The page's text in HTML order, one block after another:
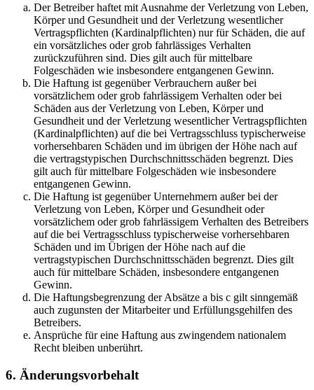
Der Betreiber haftet mit Ausnahme der Verletzung von Leben,
Körper und Gesundheit und der Verletzung wesentlicher
Vertragspflichten (Kardinalpflichten) nur für Schäden, die auf
ein vorsätzliches oder grob fahrlässiges Verhalten
zurückzuführen sind. Dies gilt auch für mittelbare
Folgeschäden wie insbesondere entgangenen Gewinn.
Die Haftung ist gegenüber Verbrauchern außer bei
vorsätzlichem oder grob fahrlässigem Verhalten oder bei
Schäden aus der Verletzung von Leben, Körper und
Gesundheit und der Verletzung wesentlicher Vertragspflichten
(Kardinalpflichten) auf die bei Vertragsschluss typischerweise
vorhersehbaren Schäden und im übrigen der Höhe nach auf
die vertragstypischen Durchschnittsschäden begrenzt. Dies
gilt auch für mittelbare Folgeschäden wie insbesondere
entgangenen Gewinn.
Die Haftung ist gegenüber Unternehmern außer bei der
Verletzung von Leben, Körper und Gesundheit oder
vorsätzlichem oder grob fahrlässigem Verhalten des Betreibers
auf die bei Vertragsschluss typischerweise vorhersehbaren
Schäden und im Übrigen der Höhe nach auf die
vertragstypischen Durchschnittsschäden begrenzt. Dies gilt
auch für mittelbare Schäden, insbesondere entgangenen
Gewinn.
Die Haftungsbegrenzung der Absätze a bis c gilt sinngemäß
auch zugunsten der Mitarbeiter und Erfüllungsgehilfen des
Betreibers.
Ansprüche für eine Haftung aus zwingendem nationalem
Recht bleiben unberührt.
6. Änderungsvorbehalt